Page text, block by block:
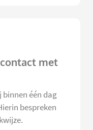
met
één dag
bespreken